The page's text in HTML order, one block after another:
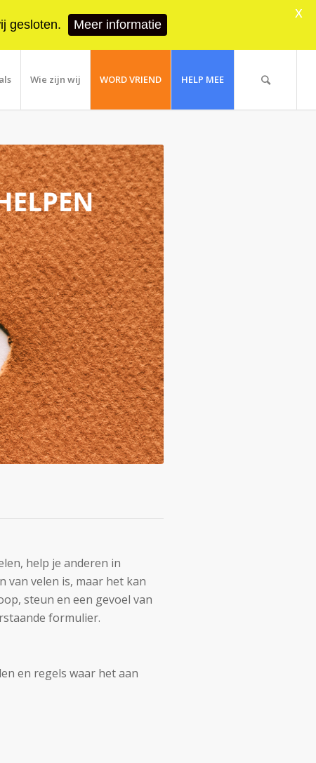
Wie zijn wij WORD VRIEND HELP MEE
help je anderen in
van velen is, maar het kan
steun en een gevoel van
formulier.
en regels waar het aan
gesloten. Meer informatie
X